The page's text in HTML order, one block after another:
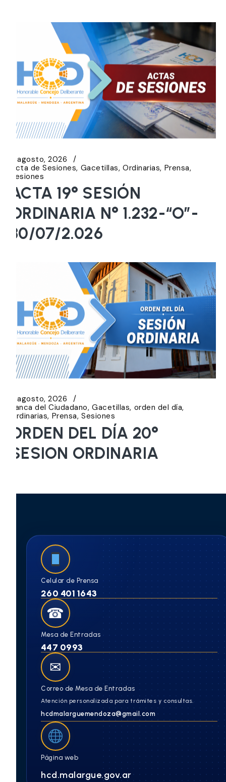
5 agosto, 2026
Acta de Sesiones Gacetillas Ordinarias Prensa
Sesiones
ACTA 19° SESIÓN
ORDINARIA N° 1.232-“O”-
30/07/2.026
5 agosto, 2026
Banca del Ciudadano Gacetillas orden del día
Ordinarias Prensa Sesiones
ORDEN DEL DÍA 20°
SESION ORDINARIA
Celular de Prensa
260 401 1643
☎
Mesa de Entradas
447 0993
✉
Correo de Mesa de Entradas
Atención personalizada para trámites y consultas.
hcdmalarguemendoza@gmail.com
Página web
hcd.malargue.gov.ar